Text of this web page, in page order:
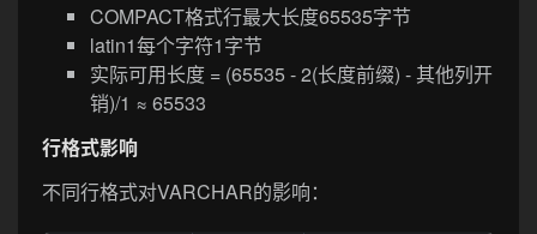
COMPACT格式行最大长度65535字节
latin1每个字符1字节
实际可用长度 = (65535 - 2(长度前缀) - 其他列开
销)/1 ≈ 65533
行格式影响
不同行格式对VARCHAR的影响：